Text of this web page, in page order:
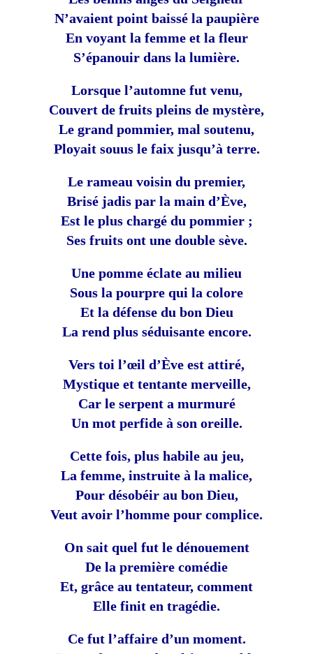
N’avaient point baissé la paupière
En voyant la femme et la fleur
S’épanouir dans la lumière.
Lorsque l’automne fut venu,
Couvert de fruits pleins de mystère,
Le grand pommier, mal soutenu,
Ployait souus le faix jusqu’à terre.
Le rameau voisin du premier,
Brisé jadis par la main d’Ève,
Est le plus chargé du pommier ;
Ses fruits ont une double sève.
Une pomme éclate au milieu
Sous la pourpre qui la colore
Et la défense du bon Dieu
La rend plus séduisante encore.
Vers toi l’œil d’Ève est attiré,
Mystique et tentante merveille,
Car le serpent a murmuré
Un mot perfide à son oreille.
Cette fois, plus habile au jeu,
La femme, instruite à la malice,
Pour désobéir au bon Dieu,
Veut avoir l’homme pour complice.
On sait quel fut le dénouement
De la première comédie
Et, grâce au tentateur, comment
Elle finit en tragédie.
Ce fut l’affaire d’un moment.